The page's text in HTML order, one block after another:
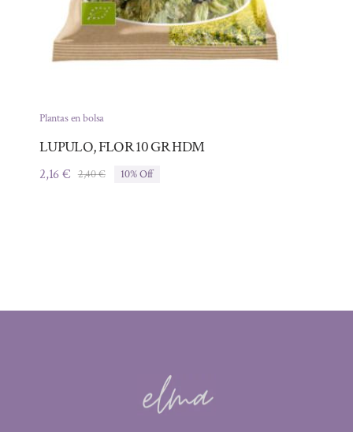
Plantas en bolsa
LUPULO, FLOR 10 GR HDM
2,40€El
2,16€
El
10% Off